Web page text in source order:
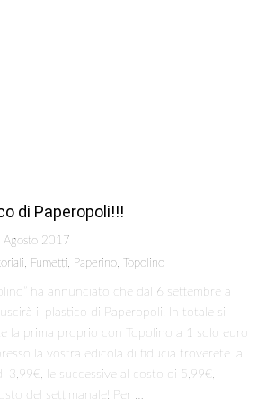
di Paperopoli!!!
Agosto 2017
, Fumetti, Paperino, Topolino
ha annunciato che dal 6 settembre a
uscirà il plastico di Paperopoli. In totale si
la prima proprio con Topolino a 1 solo euro
la vostra edicola di fiducia troverete la
3,99€, le successive al costo di 5,99€,
del settimanale! Per …